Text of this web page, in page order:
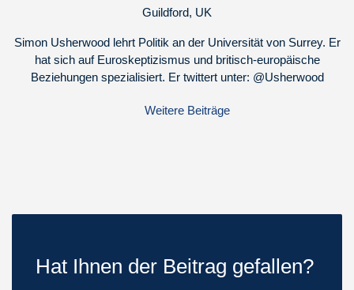
Guildford, UK
Simon Usherwood lehrt Politik an der Universität von Surrey. Er
hat sich auf Euroskeptizismus und britisch-europäische
Beziehungen spezialisiert. Er twittert unter: @Usherwood
Weitere Beiträge
Hat Ihnen der Beitrag gefallen?